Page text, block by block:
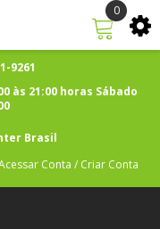
9261
às 21:00 horas Sábado
Brasil
Conta / Criar Conta
0